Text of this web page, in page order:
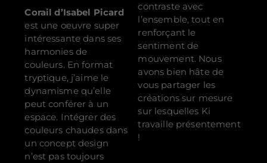
Coraild’Isabel Picard
est une oeuvre super
intéressante dans ses
harmonies de
couleurs. En format
tryptique, j’aime le
dynamisme qu’elle
peut conférer à un
espace. Intégrer des
couleurs chaudes dans
un concept design
n’est pas toujours
contraste avec
l’ensemble, tout en
renforçant le
sentiment de
mouvement. Nous
avons bien hâte de
vous partager les
créations sur mesure
sur lesquelles Ki
travaille présentement
!